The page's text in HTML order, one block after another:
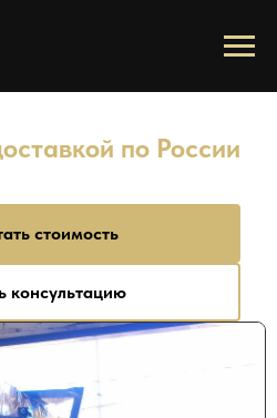
по России
стоимость
консультацию